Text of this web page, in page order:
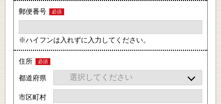
郵便番号 必須
※ハイフンは入れずに入力してください。
住所 必須
都道府県
市区町村